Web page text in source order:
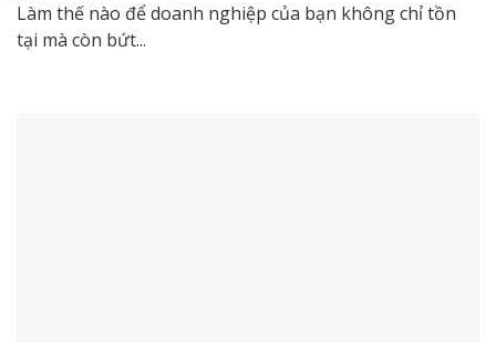
Làm thế nào để doanh nghiệp của bạn không chỉ tồn
tại mà còn bứt...